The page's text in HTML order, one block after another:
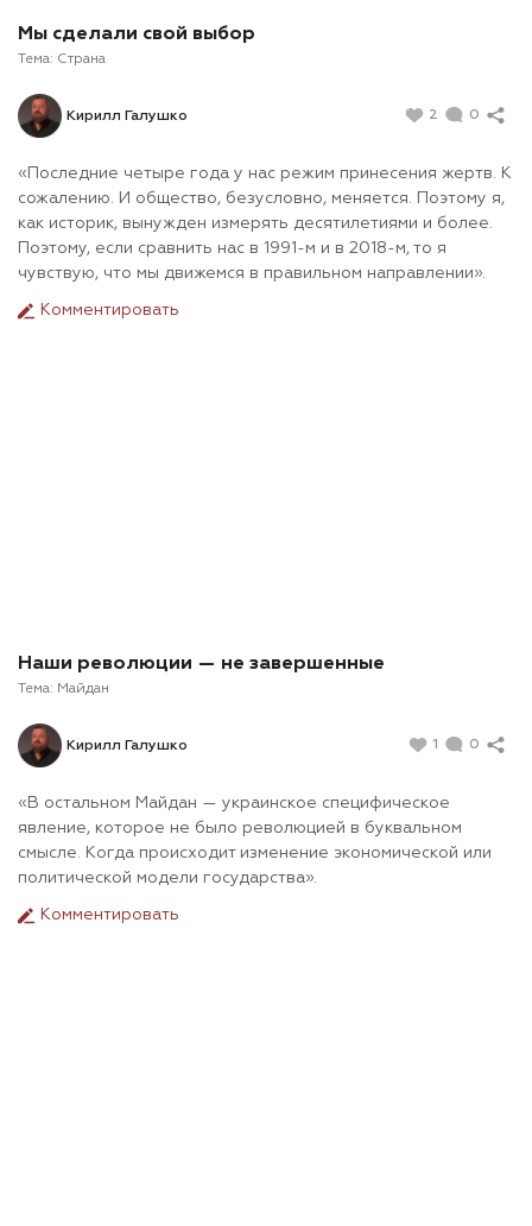
Мы сделали свой выбор
Тема: Страна
Кирилл Галушко 2 0
«Последние четыре года у нас режим принесения жертв. К
сожалению. И общество, безусловно, меняется. Поэтому я,
как историк, вынужден измерять десятилетиями и более.
Поэтому, если сравнить нас в 1991-м и в 2018-м, то я
чувствую, что мы движемся в правильном направлении».
Комментировать
Наши революции — не завершенные
Тема: Майдан
Кирилл Галушко 1 0
«В остальном Майдан — украинское специфическое
явление, которое не было революцией в буквальном
смысле. Когда происходит изменение экономической или
политической модели государства».
Комментировать